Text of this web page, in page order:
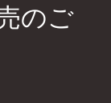
のご